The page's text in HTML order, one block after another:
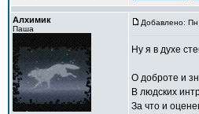
Алхимик
Паша
Добавлено:
Ну я в духе
О доброте и
В людских
За что и